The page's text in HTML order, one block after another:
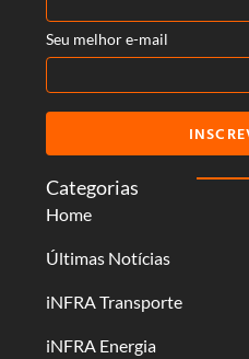
Categorias
Home
Últimas Notícias
iNFRA Transporte
iNFRA Energia
Seu melhor e-mail